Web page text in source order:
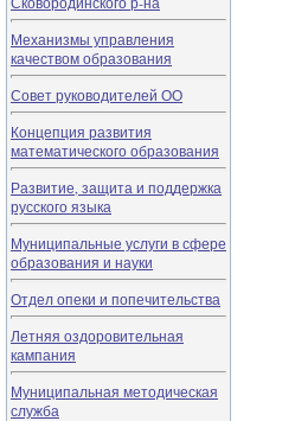
Механизмы управления
качеством образования
Совет руководителей ОО
Концепция развития
математического образования
Развитие, защита и поддержка
русского языка
Муниципальные услуги в сфере
образования и науки
Отдел опеки и попечительства
Летняя оздоровительная
кампания
Муниципальная методическая
служба